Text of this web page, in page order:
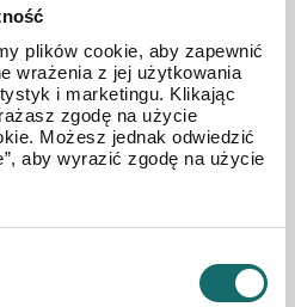
plików cookie, aby zapewnić
wrażenia z jej użytkowania
i marketingu. Klikając
zgodę na użycie
Możesz jednak odwiedzić
aby wyrazić zgodę na użycie
w okolicy